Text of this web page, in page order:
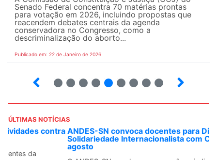
Senado Federal concentra 70 matérias prontas
para votação em 2026, incluindo propostas que
reacendem debates centrais da agenda
conservadora no Congresso, como a
descriminalização do aborto...
Publicado em: 22 de Janeiro de 2026
ÚLTIMAS NOTÍCIAS
ANDES-SN convoca docentes para Dia de
Solidariedade Internacionalista com Cuba em 13 de